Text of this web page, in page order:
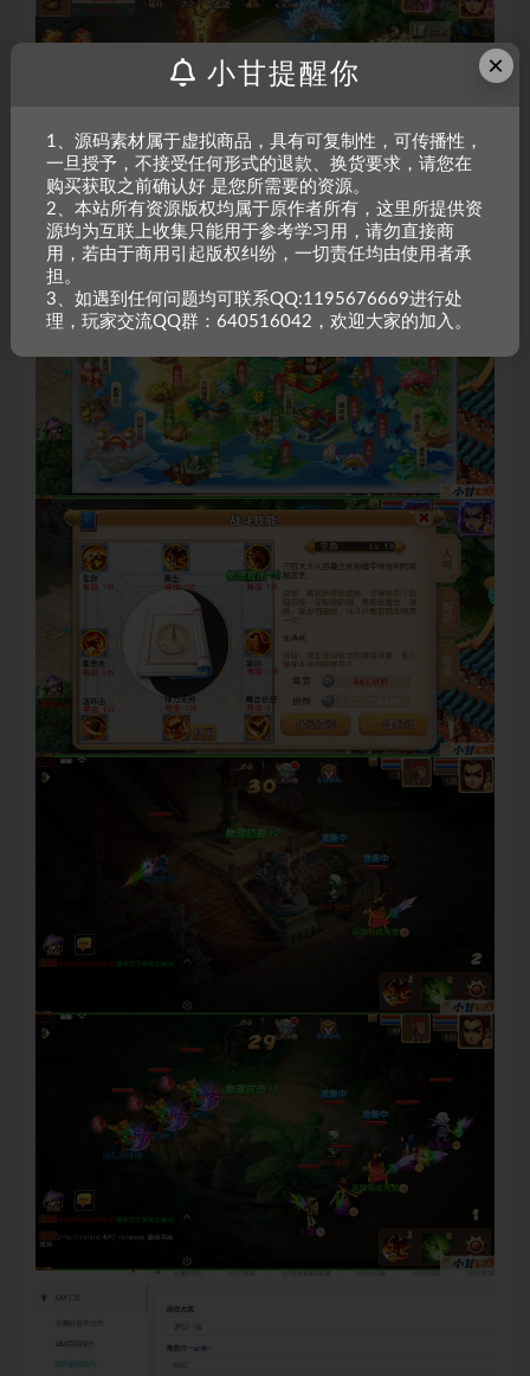
×
小甘提醒你
1、源码素材属于虚拟商品，具有可复制性，可传播性，
一旦授予，不接受任何形式的退款、换货要求，请您在
购买获取之前确认好 是您所需要的资源。
2、本站所有资源版权均属于原作者所有，这里所提供资
源均为互联上收集只能用于参考学习用，请勿直接商
用，若由于商用引起版权纠纷，一切责任均由使用者承
担。
3、如遇到任何问题均可联系QQ:1195676669进行处
理，玩家交流QQ群：640516042，欢迎大家的加入。